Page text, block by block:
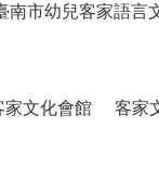
南市幼兒客家語言
家文化會館 客家